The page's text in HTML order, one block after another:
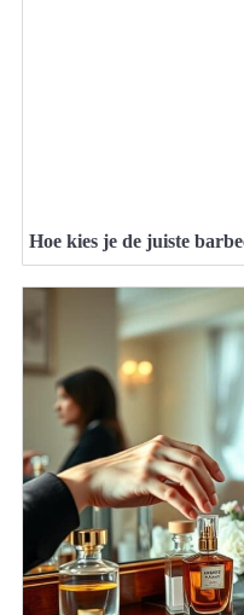
Hoe kies je de juiste